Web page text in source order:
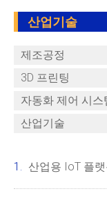
산업기술
제조공정
3D 프린팅
자동화 제어 시스
산업기술
산업용 IoT 플